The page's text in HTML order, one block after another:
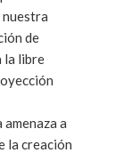
de
la libre
a
la creación